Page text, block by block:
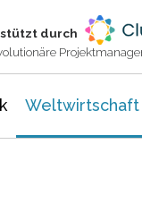
durch
Weltwirtschaft